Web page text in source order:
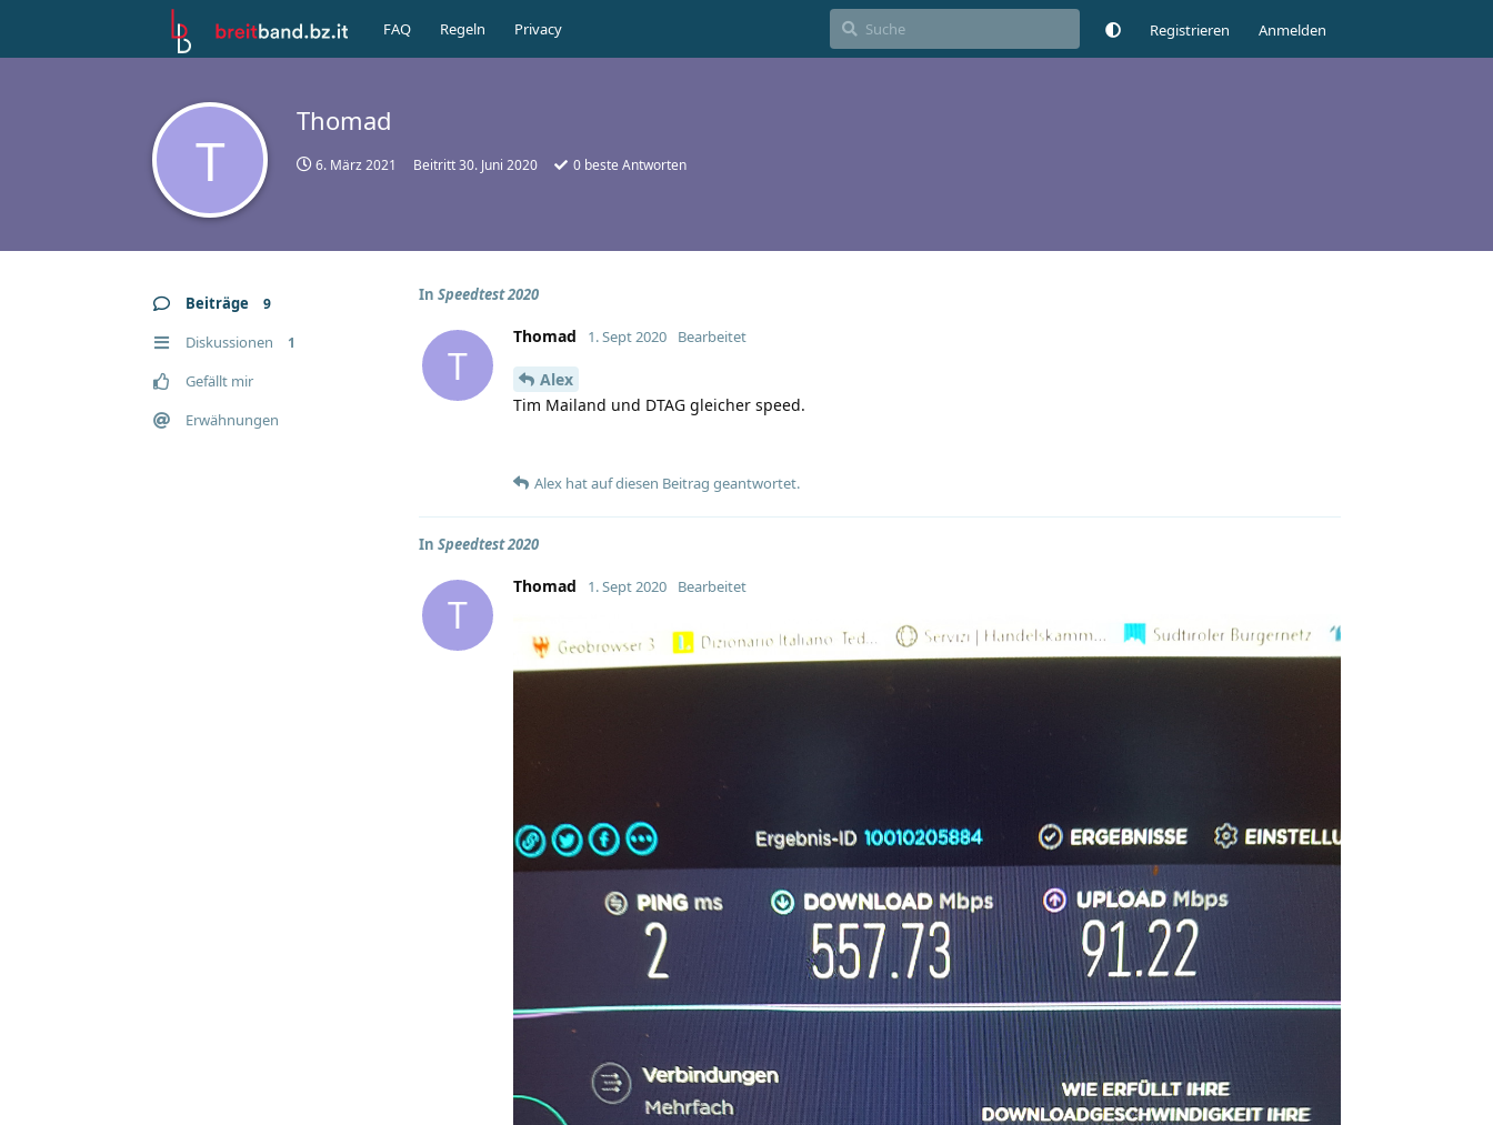
FAQ Regeln Privacy Registrieren Anmelden
T
Thomad
6. März 2021 Beitritt30. Juni 2020 0 beste Antworten
Beiträge 9
Diskussionen 1
Gefällt mir
Erwähnungen
In Speedtest 2020
T
Thomad 1. Sept 2020 Bearbeitet
Alex
Tim Mailand und DTAG gleicher speed.
Alex hatauf diesen Beitrag geantwortet.
In Speedtest 2020
T
Thomad 1. Sept 2020 Bearbeitet